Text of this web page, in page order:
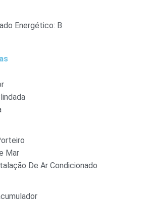
Energético: B
Mar
De Ar Condicionado